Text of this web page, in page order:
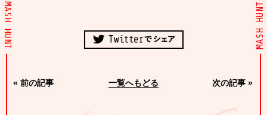
MASH HUNT MASH HUNT
« 前の記事 次の記事 »
一覧へもどる